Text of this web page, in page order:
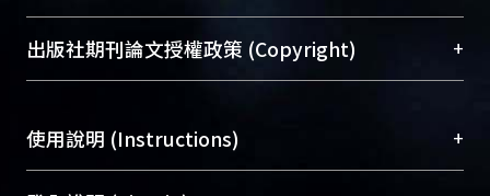
To permanently archive and promote researcher
profiles and scholarly works, Library integrates the
services of “NTU Repository” with “Academic
開放取用是從使用者角度提升資訊取用性的社會運
動，應用在學術研究上是透過將研究著作公開供使
用逐年攀升。同時可加速研究發展、提升研究影響
Archive）平台。 （點選深入了解OA）
出版社期刊論文授權政策 (Copyright) +
含部分內容的版權非匯入者所有，或由第三方贊
助與合作完成，請確認該版權所有者及第三方同
使用說明 (Instructions) +